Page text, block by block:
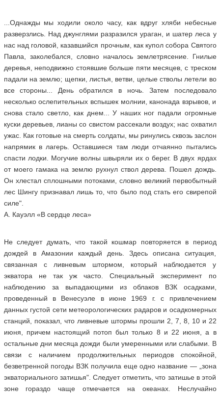
...Однажды мы ходили около часу, как вдруг хляби небесные
разверзлись. Над джунглями разразился ураган, и шатер леса у
нас над головой, казавшийся прочным, как купол собора Святого
Павла, заколебался, словно началось землетрясение. Гнилые
деревья, неподвижно стоявшие больше пяти месяцев, с треском
падали на землю; щепки, листья, ветви, целые стволы летели во
все стороны... День обратился в ночь. Затем последовало
несколько ослепительных вспышек молнии, канонада взрывов, и
снова стало светло, как днем... У наших ног падали огромные
куски деревьев, лианы со свистом рассекали воздух; нас охватил
ужас. Как готовые на смерть солдаты, мы ринулись сквозь заслон
напрямик в лагерь. Оставшиеся там люди отчаянно пытались
спасти лодки. Могучие волны швыряли их о берег. В двух ярдах
от моего гамака на землю рухнул ствол дерева. Пошел дождь.
Он хлестал сплошными потоками, словно великий первобытный
лес Шингу признавал лишь то, что было под стать его свирепой
силе".
А. Кауэлл «В сердце леса»
Не следует думать, что такой кошмар повторяется в период
дождей в Амазонии каждый день. Здесь описана ситуация,
связанная с ливневым штормом, который наблюдается у
экватора не так уж часто. Специальный эксперимент по
наблюдению за выпадающими из облаков ВЗК осадками,
проведенный в Венесуэле в июне 1969 г. с привлечением
данных густой сети метеорологических радаров и осадкомерных
станций, показал, что ливневые штормы прошли 2, 7, 8, 10 и 22
июня, причем настоящий потоп был только 8 и 22 июня, а в
остальные дни месяца дожди были умеренными или слабыми. В
связи с наличием продолжительных периодов спокойной,
безветренной погоды ВЗК получила еще одно название — „зона
экваториального затишья". Следует отметить, что затишье в этой
зоне гораздо чаще отмечается на океанах. Неслучайно